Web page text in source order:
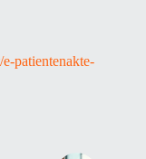
patientenakte-